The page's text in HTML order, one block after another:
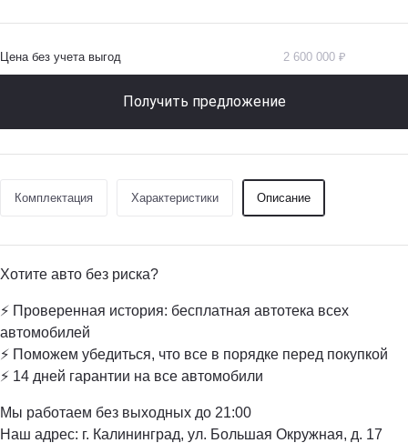
Цена без учета выгод 2 600 000 ₽
Получить предложение
Комплектация Характеристики Описание
Хотите авто без риска?
⚡ Проверенная история: бесплатная автотека всех
автомобилей
⚡ Поможем убедиться, что все в порядке перед покупкой
⚡ 14 дней гарантии на все автомобили
Мы работаем без выходных до 21:00
Наш адрес: г. Калининград, ул. Большая Окружная, д. 17